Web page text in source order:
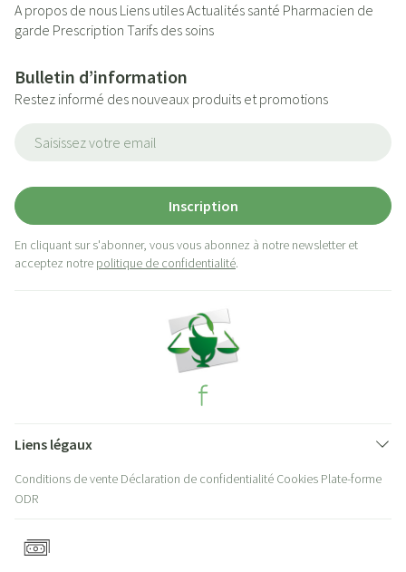
A propos de nous Liens utilesActualités santé Pharmacien de
garde Prescription Tarifs des soins
Bulletin d’information
Restez informé des nouveaux produits et promotions
Inscription
En cliquant sur s'abonner, vous vous abonnez à notre newsletter et
acceptez notre politique de confidentialité.
Liens légaux
Conditions de vente Déclaration de confidentialité Cookies Plate-forme
ODR